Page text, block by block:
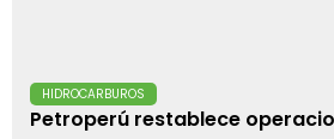
HIDROCARBUROS
Petroperú restablece